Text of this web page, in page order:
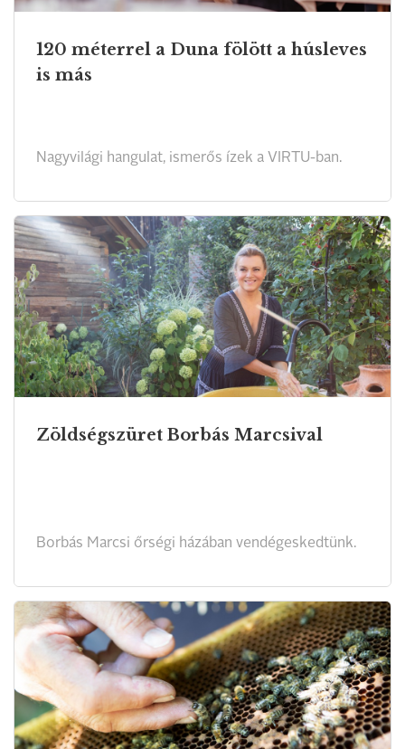
120 méterrel a Duna fölött a húsleves
is más
Nagyvilági hangulat, ismerős ízek a VIRTU-ban.
Zöldségszüret Borbás Marcsival
Borbás Marcsi őrségi házában vendégeskedtünk.